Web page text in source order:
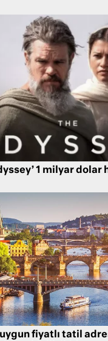
1 milyar dolar
uygun fiyatlı tatil